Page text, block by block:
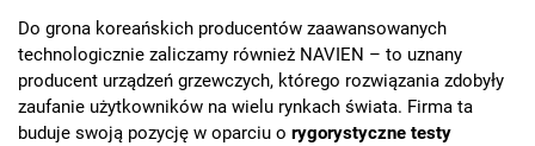
Do grona koreańskich producentów zaawansowanych
technologicznie zaliczamy również NAVIEN – to uznany
producent urządzeń grzewczych, którego rozwiązania zdobyły
zaufanie użytkowników na wielu rynkach świata. Firma ta
buduje swoją pozycję w oparciu o rygorystyczne testy